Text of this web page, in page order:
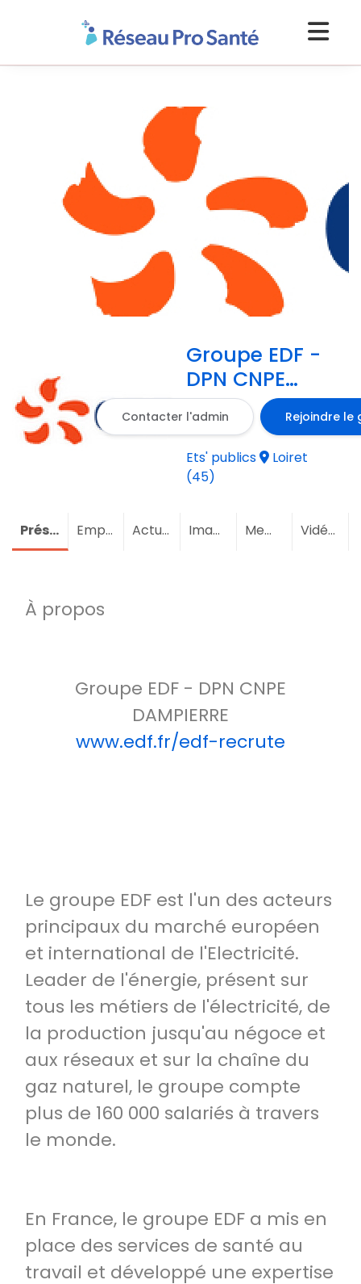
Groupe EDF -
DPN CNPE
DAMPIERRE
Contacter l'admin Rejoindre le
Ets' publics
Loiret
(45)
Présentation Emploi Actualités Images Membres (2)Vidéos
À propos
Groupe EDF - DPN CNPE
DAMPIERRE
www.edf.fr/edf-recrute
Le groupe EDF est l'un des acteurs
principaux du marché européen
et international de l'Electricité.
Leader de l'énergie, présent sur
tous les métiers de l'électricité, de
la production jusqu'au négoce et
aux réseaux et sur la chaîne du
gaz naturel, le groupe compte
plus de 160 000 salariés à travers
le monde.
En France, le groupe EDF a mis en
place des services de santé au
travail et développé une expertise